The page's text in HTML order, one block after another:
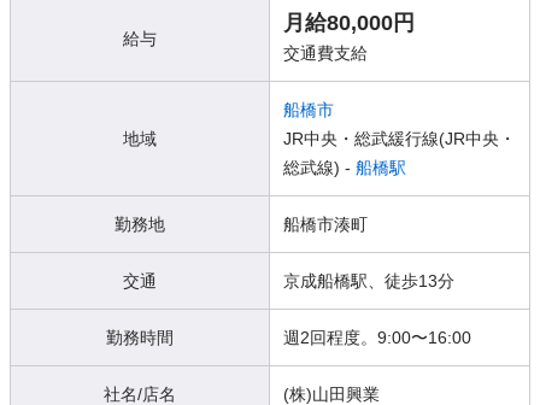
給与
月給80,000円
交通費支給
地域
船橋市
JR中央・総武緩行線(JR中央・
総武線) - 船橋駅
勤務地 船橋市湊町
交通 京成船橋駅、徒歩13分
勤務時間 週2回程度。9:00〜16:00
社名/店名 (株)山田興業